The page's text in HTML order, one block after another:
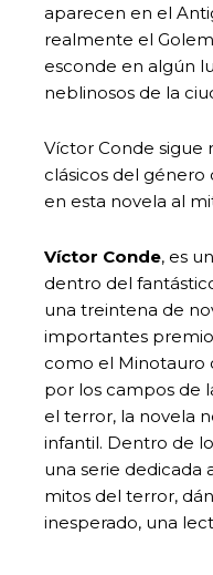
aparecen en el
realmente el
esconde en algún
neblinosos de la
Víctor Conde sigue
clásicos del
en esta novela al
Víctor Conde, es
dentro del
una treintena de
importantes
como el Minotauro
por los campos de
el terror, la novela
infantil. Dentro de
una serie dedicada
mitos del terror,
inesperado, una